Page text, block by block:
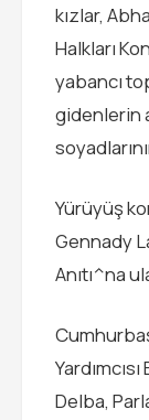
kızlar,
Halkları
yabancı
gidenlerin
Yürüyüş
Gennady
Anıtı^na
Delba,